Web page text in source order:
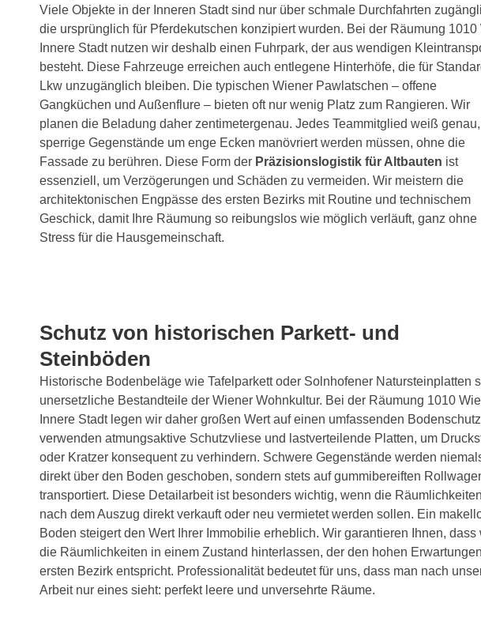
Viele Objekte in der Inneren Stadt sind nur über schmale Durchfahrten
die ursprünglich für Pferdekutschen konzipiert wurden. Bei der Räumung 1010
Innere Stadt nutzen wir deshalb einen Fuhrpark, der aus wendigen
besteht. Diese Fahrzeuge erreichen auch entlegene Hinterhöfe, die für
Lkw unzugänglich bleiben. Die typischen Wiener Pawlatschen – offene
Gangküchen und Außenflure – bieten oft nur wenig Platz zum Rangieren. Wir
planen die Beladung daher zentimetergenau. Jedes Teammitglied weiß
sperrige Gegenstände um enge Ecken manövriert werden müssen, ohne die
Fassade zu berühren. Diese Form der Präzisionslogistik für Altbauten ist
essenziell, um Verzögerungen und Schäden zu vermeiden. Wir meistern die
architektonischen Engpässe des ersten Bezirks mit Routine und technischem
Geschick, damit Ihre Räumung so reibungslos wie möglich verläuft, ganz ohne
Stress für die Hausgemeinschaft.
Schutz von historischen Parkett- und
Steinböden
Historische Bodenbeläge wie Tafelparkett oder Solnhofener Natursteinplatten
unersetzliche Bestandteile der Wiener Wohnkultur. Bei der Räumung 1010
Innere Stadt legen wir daher großen Wert auf einen umfassenden
verwenden atmungsaktive Schutzvliese und lastverteilende Platten, um
oder Kratzer konsequent zu verhindern. Schwere Gegenstände werden
direkt über den Boden geschoben, sondern stets auf gummibereiften
transportiert. Diese Detailarbeit ist besonders wichtig, wenn die Räumlichkeiten
nach dem Auszug direkt verkauft oder neu vermietet werden sollen. Ein
Boden steigert den Wert Ihrer Immobilie erheblich. Wir garantieren Ihnen, dass
die Räumlichkeiten in einem Zustand hinterlassen, der den hohen
ersten Bezirk entspricht. Professionalität bedeutet für uns, dass man nach
Arbeit nur eines sieht: perfekt leere und unversehrte Räume.